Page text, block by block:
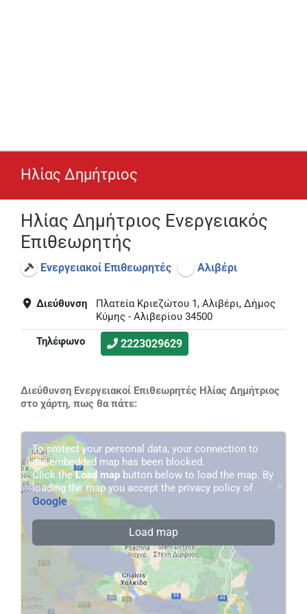
Ηλίας Δημήτριος
Ηλίας Δημήτριος Ενεργειακός
Επιθεωρητής
Ενεργειακοί Επιθεωρητές Αλιβέρι
Διεύθυνση
Πλατεία Κριεζώτου 1, Αλιβέρι, Δήμος
Κύμης - Αλιβερίου 34500
Τηλέφωνο
2223029629
Διεύθυνση Ενεργειακοί Επιθεωρητές Ηλίας Δημήτριος
στο χάρτη, πως θα πάτε:
To protect your personal data, your connection to
the embedded map has been blocked.
Click theLoad map button below to load the map. By
loading the map you accept the privacy policy of
Google.
Load map